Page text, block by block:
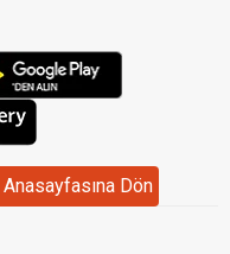
Dön